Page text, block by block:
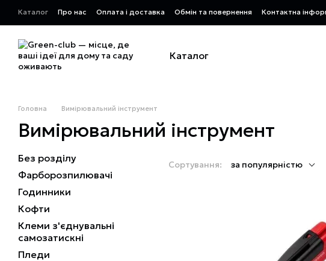
Перейти до основного контенту
Каталог Про нас Оплата і доставка Обмін та повернення Контактна
Каталог
Головна Вимірювальний інструмент
Вимірювальний інструмент
Сортування: за популярністю
Без розділу
Фарборозпилювачі
Годинники
Кофти
Клеми з'єднувальні
самозатискні
Пледи